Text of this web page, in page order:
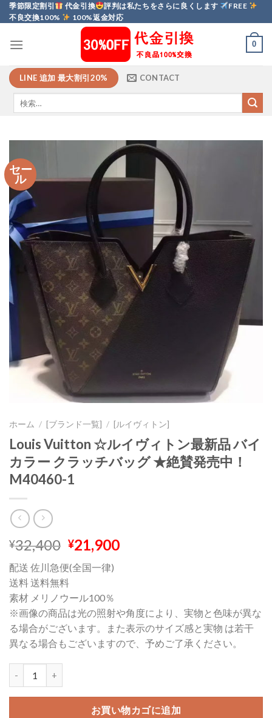
Skip
to
季節限定割引 代金引換 評判は私たちをさらに良くします
FREE
不良交換100%
100%返金対応
0
LINE 追加 最大割引20% CONTACT
セー
ル
ホーム / [ブランド一覧] / [ルイヴィトン]
Louis Vuitton ☆ルイヴィトン最新品 バイ
カラー クラッチバッグ ★絶賛発売中！
M40460-1
¥32,400 元
の
価
格
は
¥32,400
で
し
¥21,900現
は
¥21,900
で
配送 佐川急便(全国一律)
送料 送料無料
素材 メリノウール100％
※画像の商品は光の照射や角度により、実物と色味が異な
る場合がございます。また表示のサイズ感と実物 は若干
異なる場合もございますので、予めご了承ください。
お買い物カゴに追加